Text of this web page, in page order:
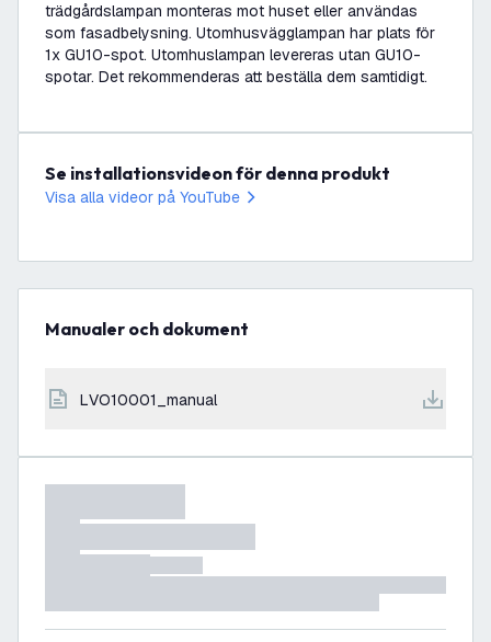
trädgårdslampan monteras mot huset eller användas
som fasadbelysning. Utomhusvägglampan har plats för
1x GU10-spot. Utomhuslampan levereras utan GU10-
spotar. Det rekommenderas att beställa dem samtidigt.
Se installationsvideon för denna produkt
Visa alla videor på YouTube
Manualer och dokument
LVO10001_manual